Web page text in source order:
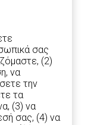
σας
(2)
να
την
τα
(3) να
σας, (4) να